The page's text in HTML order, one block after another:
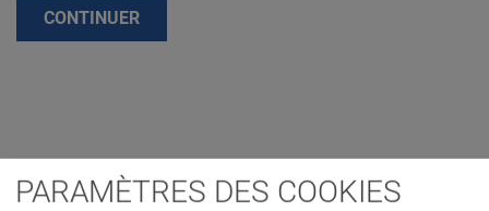
CONTINUER
PARAMÈTRES DES COOKIES